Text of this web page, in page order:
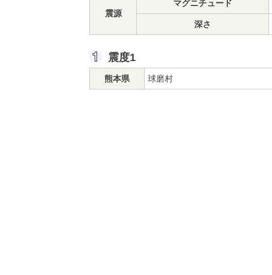
震源
マグニチュード
深さ
震度1
熊本県 球磨村